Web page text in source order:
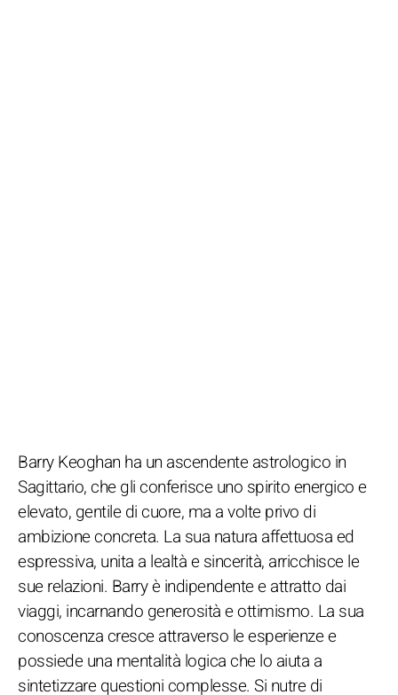
Barry Keoghan ha un ascendente astrologico in
Sagittario, che gli conferisce uno spirito energico e
elevato, gentile di cuore, ma a volte privo di
ambizione concreta. La sua natura affettuosa ed
espressiva, unita a lealtà e sincerità, arricchisce le
sue relazioni. Barry è indipendente e attratto dai
viaggi, incarnando generosità e ottimismo. La sua
conoscenza cresce attraverso le esperienze e
possiede una mentalità logica che lo aiuta a
sintetizzare questioni complesse. Si nutre di